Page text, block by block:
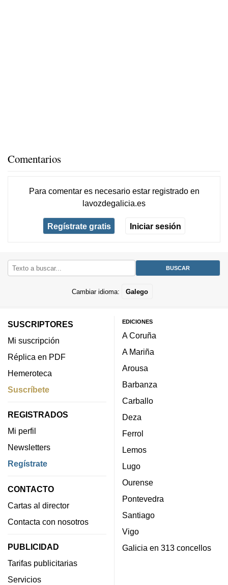
Comentarios
Para comentar es necesario estar registradoen
lavozdegalicia.es
Regístrate gratis Iniciar sesión
Cambiar idioma: Galego
SUSCRIPTORES
Mi suscripción
Réplica en PDF
Hemeroteca
Suscríbete
REGISTRADOS
Mi perfil
Newsletters
Regístrate
CONTACTO
Cartas al director
Contacta con nosotros
PUBLICIDAD
Tarifas publicitarias
Servicios
EDICIONES
A Coruña
A Mariña
Arousa
Barbanza
Carballo
Deza
Ferrol
Lemos
Lugo
Ourense
Pontevedra
Santiago
Vigo
Galicia en 313 concellos